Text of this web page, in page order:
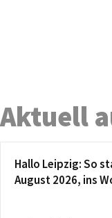
Aktuell
Hallo Leipzig: So
August 2026, ins